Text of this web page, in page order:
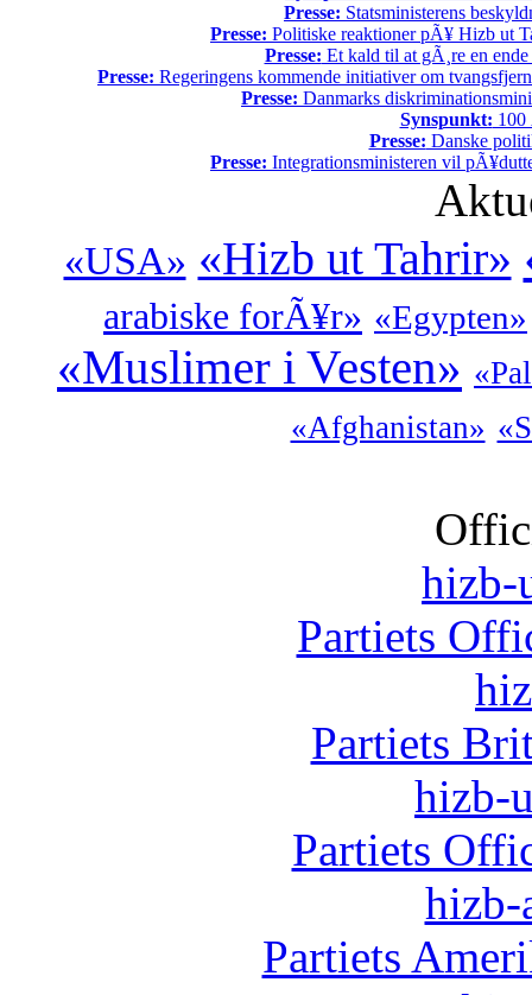
Presse: Statsministerens
Presse: Politiske reaktioner pÃ¥ Hizb ut
Presse: Et kald til at gÃ¸re en
Presse: Regeringens kommende initiativer om
Presse: Danmarks
Synspunkt: 100
Presse: Danske
Presse: Integrationsministeren vil
«USA» «Hizb ut Tahrir»
arabiske forÃ¥r» «Egypten»
«Muslimer i Vesten»
«Afghanistan»
hizb-
Partiets
Partiets
hizb-
Partiets
hizb-
Partiets